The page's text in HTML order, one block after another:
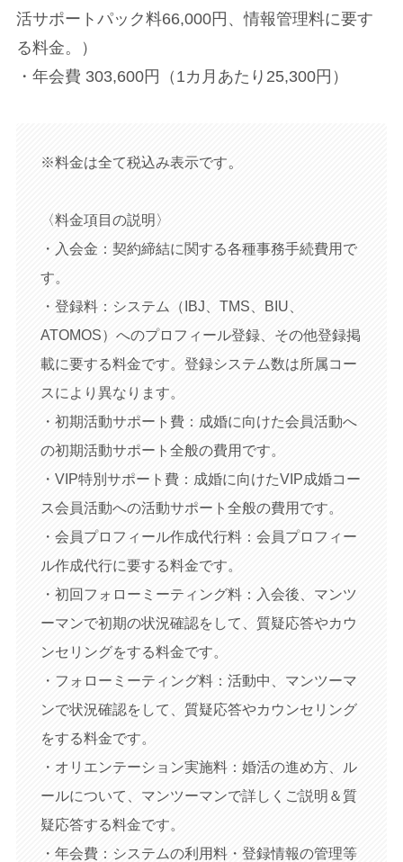
活サポートパック料66,000円、情報管理料に要す
る料金。）
・年会費 303,600円（1カ月あたり25,300円）
※料金は全て税込み表示です。
〈料金項目の説明〉
・入会金：契約締結に関する各種事務手続費用で
す。
・登録料：システム（IBJ、TMS、BIU、
ATOMOS）へのプロフィール登録、その他登録掲
載に要する料金です。登録システム数は所属コー
スにより異なります。
・初期活動サポート費：成婚に向けた会員活動へ
の初期活動サポート全般の費用です。
・VIP特別サポート費：成婚に向けたVIP成婚コー
ス会員活動への活動サポート全般の費用です。
・会員プロフィール作成代行料：会員プロフィー
ル作成代行に要する料金です。
・初回フォローミーティング料：入会後、マンツ
ーマンで初期の状況確認をして、質疑応答やカウ
ンセリングをする料金です。
・フォローミーティング料：活動中、マンツーマ
ンで状況確認をして、質疑応答やカウンセリング
をする料金です。
・オリエンテーション実施料：婚活の進め方、ル
ールについて、マンツーマンで詳しくご説明＆質
疑応答する料金です。
・年会費：システムの利用料・登録情報の管理等